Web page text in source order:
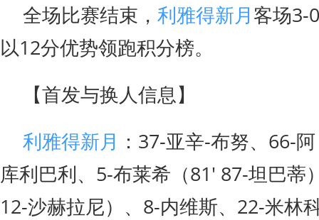
全场比赛结束， 利雅得新月客场3-
以12分优势领跑积分榜。
【首发与换人信息】
利雅得新月 ：37-亚辛-布努、66-
库利巴利、5-布莱希（81' 87-坦巴蒂
12-沙赫拉尼）、8-内维斯、22-米林